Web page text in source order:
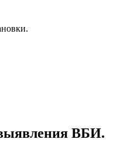
ВБИ.